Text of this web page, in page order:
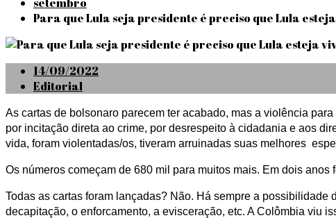
Para que Lula seja presidente é preciso que Lula
Posted
on
14/09/2022
Editorial
As cartas de bolsonaro parecem ter acabado, mas a violência
por incitação direta ao crime, por desrespeito à cidadania e aos
vida, foram violentadas/os, tiveram arruinadas suas melhores
Os números começam de 680 mil para muitos mais. Em dois
Todas as cartas foram lançadas? Não. Há sempre a
decapitação, o enforcamento, a evisceração, etc. A Colômbia viu